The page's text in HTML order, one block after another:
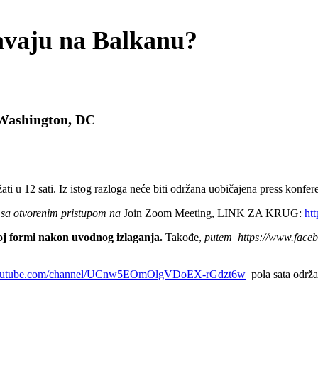
na Balkanu?
DC
u 12 sati. Iz istog razloga neće biti održana uobičajena press
otvorenim pristupom na Join Zoom Meeting, LINK ZA KRUG:
formi nakon uvodnog izlaganja. Takođe, putem https://
channel/UCnw5EOmOlgVDoEX-rGdzt6w pola sata